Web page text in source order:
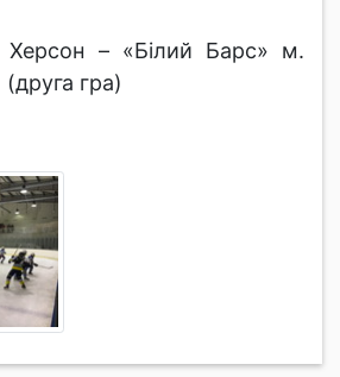
Херсон – «Білий Барс» м.
гра)